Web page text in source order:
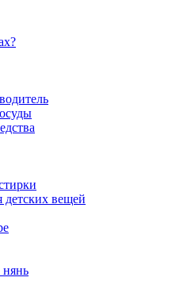
детских вещей